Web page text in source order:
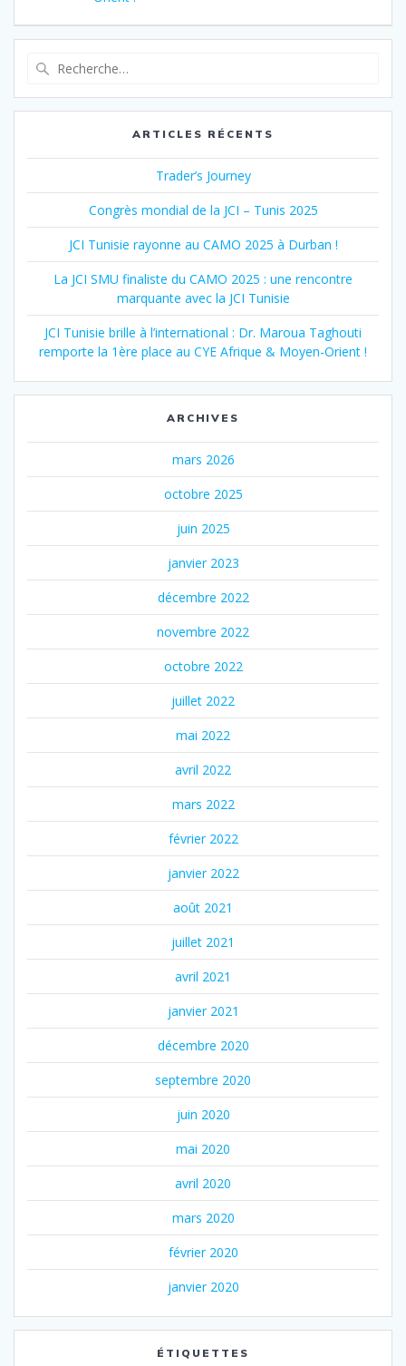
ARTICLES RÉCENTS
Trader’s Journey
Congrès mondial de la JCI – Tunis 2025
JCI Tunisie rayonne au CAMO 2025 à Durban !
La JCI SMU finaliste du CAMO 2025 : une rencontre
marquante avec la JCI Tunisie
JCI Tunisie brille à l’international : Dr. Maroua Taghouti
remporte la 1ère place au CYE Afrique & Moyen-Orient !
ARCHIVES
mars 2026
octobre 2025
juin 2025
janvier 2023
décembre 2022
novembre 2022
octobre 2022
juillet 2022
mai 2022
avril 2022
mars 2022
février 2022
janvier 2022
août 2021
juillet 2021
avril 2021
janvier 2021
décembre 2020
septembre 2020
juin 2020
mai 2020
avril 2020
mars 2020
février 2020
janvier 2020
ÉTIQUETTES